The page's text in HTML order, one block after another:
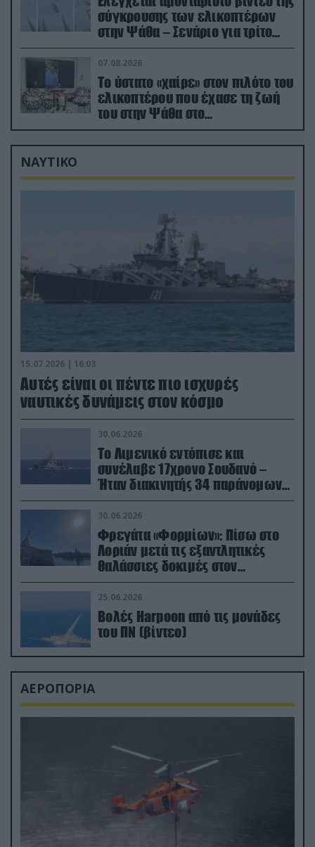
σύγκρουσης των ελικοπτέρων
στην Ψάθα – Σενάριο για τρίτο
ελικόπτερο
07.08.2026
Το ύστατο «χαίρε» στον πιλότο του
ελικοπτέρου που έχασε τη ζωή
του στην Ψάθα στο
αποτεφρωτήριο Ριτσώνας
ΝΑΥΤΙΚΟ
15.07.2026 | 16:03
Aυτές είναι οι πέντε πιο ισχυρές
ναυτικές δυνάμεις στον κόσμο
30.06.2026
Το Λιμενικό εντόπισε και
συνέλαβε 17χρονο Σουδανό –
Ήταν διακινητής 34 παράνομων
μεταναστών
30.06.2026
Φρεγάτα «Φορμίων»: Πίσω στο
Λοριάν μετά τις εξαντλητικές
θαλάσσιες δοκιμές στον
απαιτητικό Βισκαϊκό
25.06.2026
Βολές Harpoon από τις μονάδες
του ΠΝ (βίντεο)
ΑΕΡΟΠΟΡΙΑ